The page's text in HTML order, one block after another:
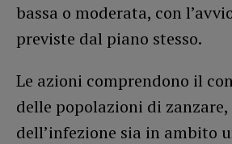
bassa o moderata, con
previste dal piano stesso.
Le azioni comprendono il
delle popolazioni di
dell’infezione sia in ambito